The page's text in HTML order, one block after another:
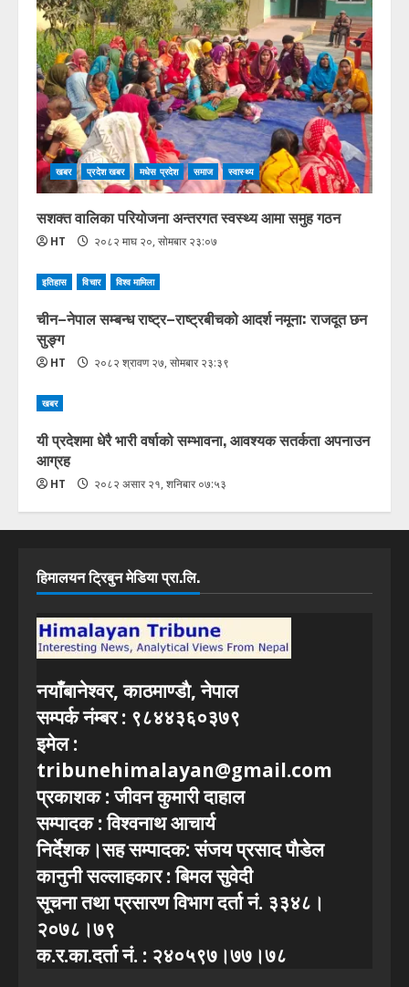
खबर प्रदेश खबर मधेस प्रदेश समाज स्वास्थ्य
सशक्त वालिका परियोजना अन्तरगत स्वस्थ्य आमा समुह गठन
HT २०८२ माघ २०, सोमबार २३:०७
इतिहास विचार विश्व मामिला
चीन–नेपाल सम्बन्ध राष्ट्र–राष्ट्रबीचको आदर्श नमूना: राजदूत छन
सुङ्ग
HT २०८२ श्रावण २७, सोमबार २३:३९
खबर
यी प्रदेशमा धेरै भारी वर्षाको सम्भावना, आवश्यक सतर्कता अपनाउन
आग्रह
HT २०८२ असार २१, शनिबार ०७:५३
हिमालयन ट्रिबुन मेडिया प्रा.लि.
नयाँबानेश्वर, काठमाण्डाै, नेपाल
सम्पर्क नंम्बर : ९८४४३६०३७९
इमेल :
tribunehimalayan@gmail.com
प्रकाशक : जीवन कुमारी दाहाल
सम्पादक : विश्वनाथ आचार्य
निर्देशक।सह सम्पादक: संजय प्रसाद पाैडेल
कानुनी सल्लाहकार : बिमल सुवेदी
सूचना तथा प्रसारण विभाग दर्ता नं. ३३४८।
२०७८।७९
क.र.का.दर्ता नं. : २४०५९७।७७।७८